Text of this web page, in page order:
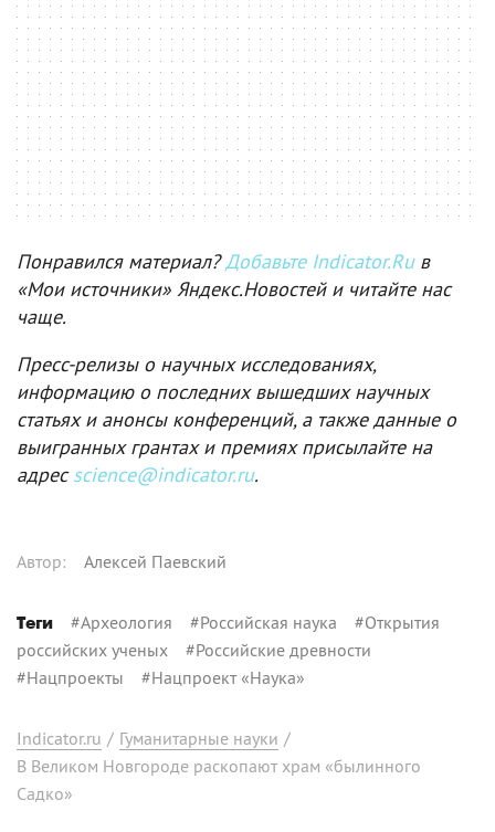
Понравился материал?Добавьте Indicator.Ruв
«Мои источники» Яндекс.Новостей и читайте нас
чаще.
Пресс-релизы о научных исследованиях,
информацию о последних вышедших научных
статьях и анонсы конференций, а также данные о
выигранных грантах и премиях присылайте на
адресscience@indicator.ru.
Автор: Алексей Паевский
Теги #Археология #Российская наука #Открытия
российских ученых #Российские древности
#Нацпроекты #Нацпроект «Наука»
Indicator.ru / Гуманитарные науки /
В Великом Новгороде раскопают храм «былинного
Садко»